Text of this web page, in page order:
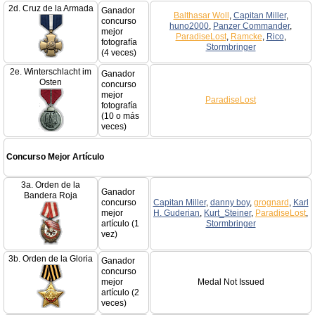
2d. Cruz de la Armada
Ganador
concurso
mejor
fotografía
(4 veces)
Balthasar Woll , Capitan Miller,
huno2000, Panzer Commander,
ParadiseLost, Ramcke, Rico,
Stormbringer
2e. Winterschlacht im
Osten
Ganador
concurso
mejor
fotografía
(10 o más
veces)
ParadiseLost
Concurso Mejor Artículo
3a. Orden de la
Bandera Roja
Ganador
concurso
mejor
artículo (1
vez)
Capitan Miller, danny boy, grognard , Karl
H. Guderian, Kurt_Steiner, ParadiseLost,
Stormbringer
3b. Orden de la Gloria
Ganador
concurso
mejor
artículo (2
veces)
Medal Not Issued